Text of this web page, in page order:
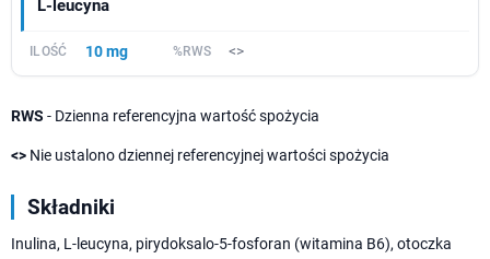
L-leucyna
10 mg <>
RWS - Dzienna referencyjna wartość spożycia
<> Nie ustalono dziennej referencyjnej wartości spożycia
Składniki
Inulina, L-leucyna, pirydoksalo-5-fosforan (witamina B6), otoczka